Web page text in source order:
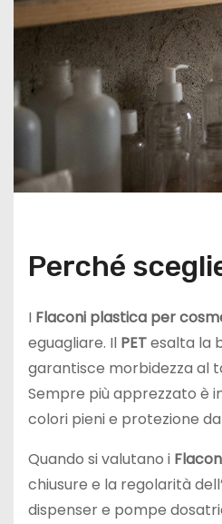
Perché
I Flaconi plastica per
eguagliare. Il PETesalta la
garantisce morbidezza al
Sempre più apprezzato è
colori pieni e protezione
Quando si valutano i
chiusure e la regolarità
dispenser e pompe